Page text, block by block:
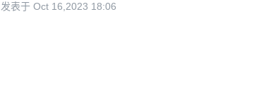
发表于 Oct 16,2023 18:06